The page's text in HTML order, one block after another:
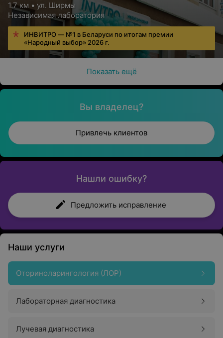
1.7 км • ул. Ширмы
Независимая лаборатория
ИНВИТРО — №1 в Беларуси по итогам премии
«Народный выбор» 2026 г.
Показать ещё
Вы владелец?
Привлечь клиентов
Нашли ошибку?
Предложить исправление
Наши услуги
Оториноларингология (ЛОР)
Лабораторная диагностика
Лучевая диагностика